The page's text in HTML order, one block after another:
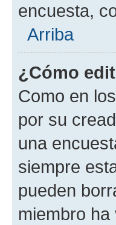
encuesta,
Arriba
¿Cómo
Como en
por su
una
siempre
pueden
miembro